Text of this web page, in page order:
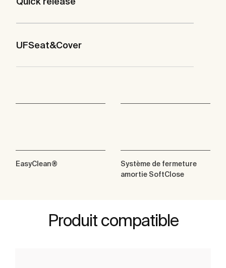
UFSeat&Cover
EasyClean®
Système de fermeture
amortie SoftClose
Produit compatible